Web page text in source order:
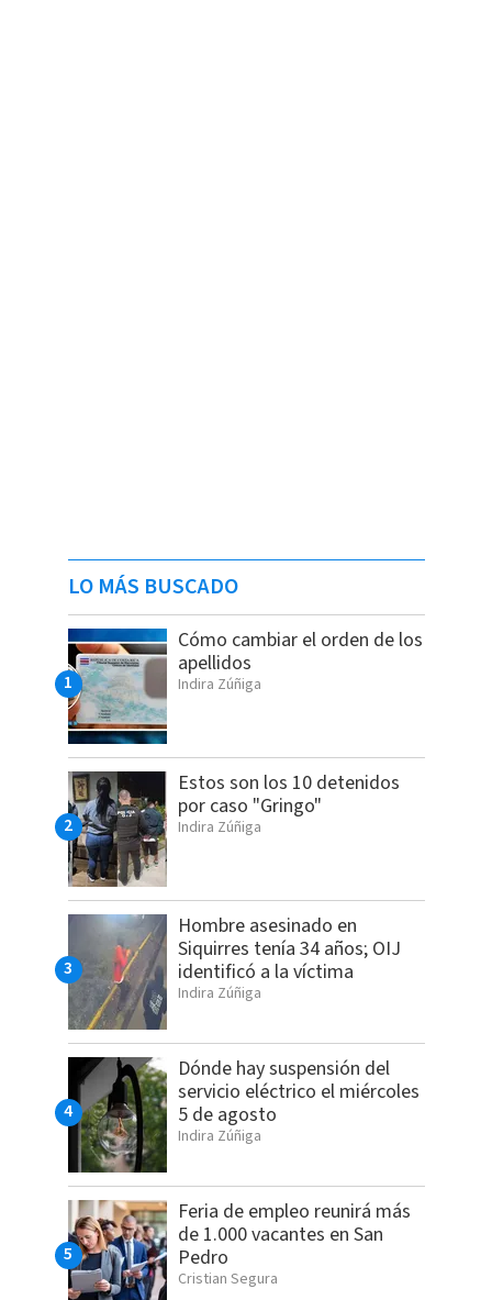
LO MÁS BUSCADO
Cómo cambiar el orden de los
apellidos
Indira Zúñiga
Estos son los 10 detenidos
por caso "Gringo"
Indira Zúñiga
Hombre asesinado en
Siquirres tenía 34 años; OIJ
identificó a la víctima
Indira Zúñiga
Dónde hay suspensión del
servicio eléctrico el miércoles
5 de agosto
Indira Zúñiga
Feria de empleo reunirá más
de 1.000 vacantes en San
Pedro
Cristian Segura